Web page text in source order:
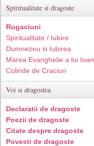
Spiritualitate si dragoste
Rugaciuni
Spiritualitate / Iubire
Dumnezeu si Iubirea
Marea Evanghelie a lui Ioan
Colinde de Craciun
Voi si dragostea
Declaratii de dragoste
Poezii de dragoste
Citate despre dragoste
Povesti de dragoste